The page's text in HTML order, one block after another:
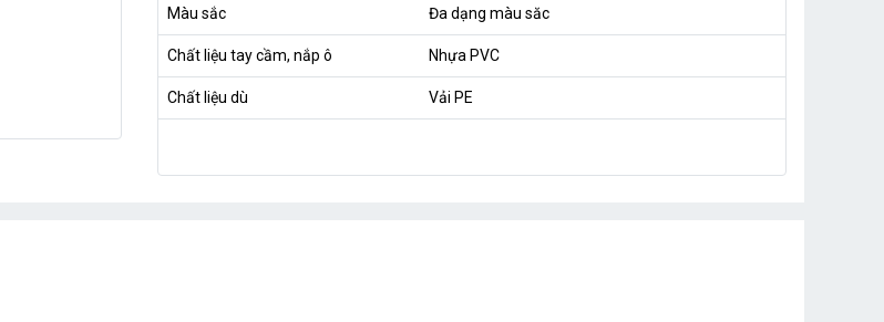
Màu sắc Đa dạng màu săc
Chất liệu tay cầm, nắp ô Nhựa PVC
Chất liệu dù Vải PE